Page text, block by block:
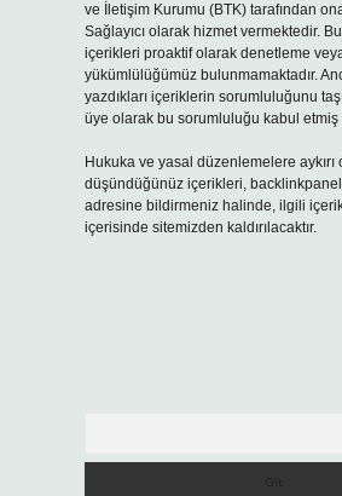
ve İletişim Kurumu (BTK) tarafından
Sağlayıcı olarak hizmet vermektedir.
içerikleri proaktif olarak denetleme
yükümlülüğümüz bulunmamaktadır.
yazdıkları içeriklerin sorumluluğunu
üye olarak bu sorumluluğu kabul etmiş
Hukuka ve yasal düzenlemelere aykırı
düşündüğünüz içerikleri,
adresine bildirmeniz halinde, ilgili
içerisinde sitemizden kaldırılacaktır.